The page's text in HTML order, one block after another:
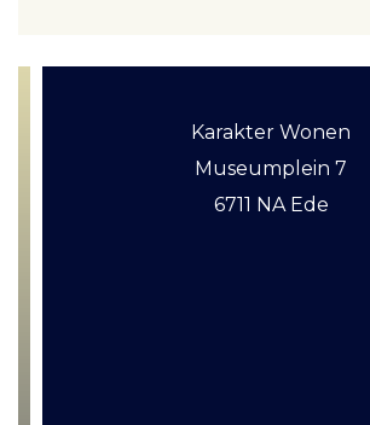
Karakter Wonen
Museumplein 7
6711 NA Ede